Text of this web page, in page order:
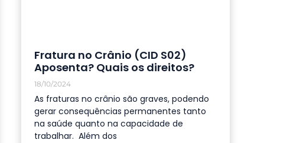
Fratura no Crânio (CID S02)
Aposenta? Quais os direitos?
18/10/2024
As fraturas no crânio são graves, podendo
gerar consequências permanentes tanto
na saúde quanto na capacidade de
trabalhar. Além dos